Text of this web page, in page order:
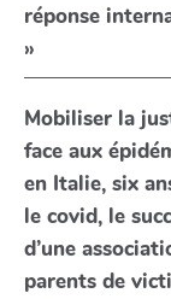
réponse
»
Mobiliser la
face aux
en Italie, six
le covid, le
d’une
parents de